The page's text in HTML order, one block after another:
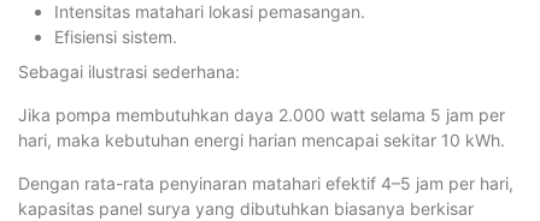
Intensitas matahari lokasi pemasangan.
Efisiensi sistem.
Sebagai ilustrasi sederhana:
Jika pompa membutuhkan daya 2.000 watt selama 5 jam per
hari, maka kebutuhan energi harian mencapai sekitar 10 kWh.
Dengan rata-rata penyinaran matahari efektif 4–5 jam per hari,
kapasitas panel surya yang dibutuhkan biasanya berkisar